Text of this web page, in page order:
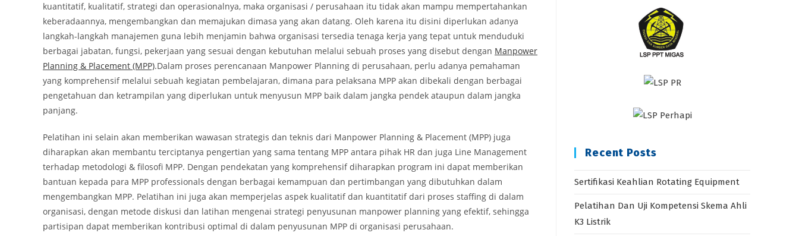
kuantitatif, kualitatif, strategi dan operasionalnya, maka organisasi / perusahaan itu tidak akan mampu mempertahankan
keberadaannya, mengembangkan dan memajukan dimasa yang akan datang. Oleh karena itu disini diperlukan adanya
langkah-langkah manajemen guna lebih menjamin bahwa organisasi tersedia tenaga kerja yang tepat untuk menduduki
berbagai jabatan, fungsi, pekerjaan yang sesuai dengan kebutuhan melalui sebuah proses yang disebut dengan Manpower
Planning & Placement (MPP).Dalam proses perencanaan Manpower Planning di perusahaan, perlu adanya pemahaman
yang komprehensif melalui sebuah kegiatan pembelajaran, dimana para pelaksana MPP akan dibekali dengan berbagai
pengetahuan dan ketrampilan yang diperlukan untuk menyusun MPP baik dalam jangka pendek ataupun dalam jangka
panjang.
Pelatihan ini selain akan memberikan wawasan strategis dan teknis dari Manpower Planning & Placement (MPP) juga
diharapkan akan membantu terciptanya pengertian yang sama tentang MPP antara pihak HR dan juga Line Management
terhadap metodologi & filosofi MPP. Dengan pendekatan yang komprehensif diharapkan program ini dapat memberikan
bantuan kepada para MPP professionals dengan berbagai kemampuan dan pertimbangan yang dibutuhkan dalam
mengembangkan MPP. Pelatihan ini juga akan memperjelas aspek kualitatif dan kuantitatif dari proses staffing di dalam
organisasi, dengan metode diskusi dan latihan mengenai strategi penyusunan manpower planning yang efektif, sehingga
partisipan dapat memberikan kontribusi optimal di dalam penyusunan MPP di organisasi perusahaan.
Recent Posts
Sertifikasi Keahlian Rotating Equipment
Pelatihan Dan Uji Kompetensi Skema Ahli
K3 Listrik